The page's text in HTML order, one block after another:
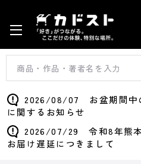
2026/08/07 お盆期間中
に関するお知らせ
2026/07/29 令和8年熊本
お届け遅延につきまして